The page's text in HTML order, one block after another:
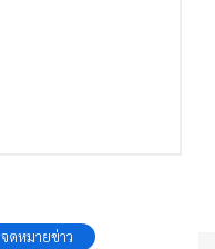
จดหมายข่าว